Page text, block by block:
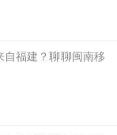
自福建？聊聊闽南移